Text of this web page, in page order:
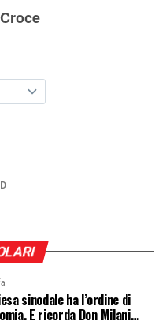
sinodale ha l’ordine di
E ricorda Don Milani…